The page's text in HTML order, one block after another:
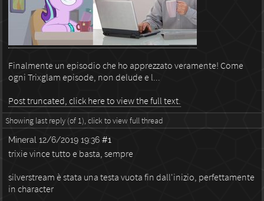
Finalmente un episodio che ho apprezzato veramente! Come
ogni Trixglam episode, non delude e l...
Post truncated, click here to view the full text.
Showing last reply (of 1), click to view full thread
Mineral 12/6/2019 19:36 #1
trixie vince tutto e basta, sempre
silverstream è stata una testa vuota fin dall'inizio, perfettamente
in character